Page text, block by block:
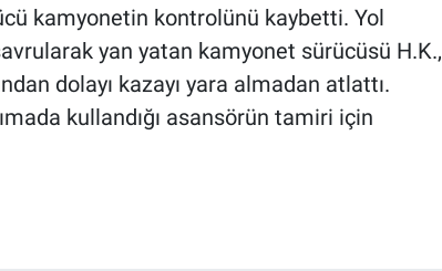
kamyonetin kontrolünü kaybetti. Yol
yan yatan kamyonet sürücüsü H.K.,
dolayı kazayı yara almadan atlattı.
kullandığı asansörün tamiri için